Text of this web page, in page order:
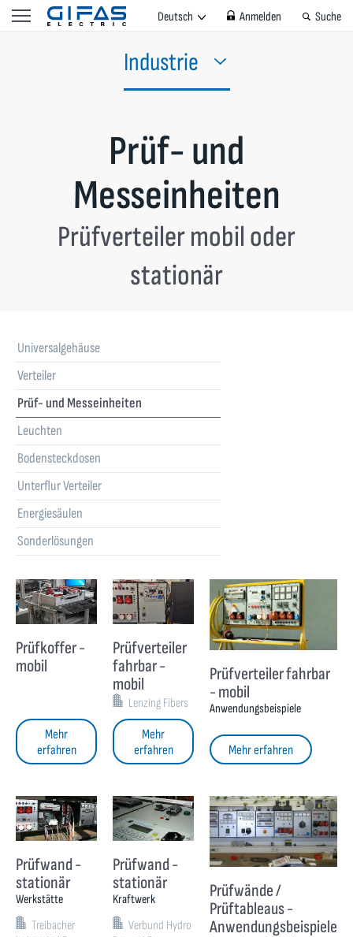
Deutsch Anmelden Suche
Industrie
Prüf- und
Messeinheiten
Prüfverteiler mobil oder
stationär
Universalgehäuse
Verteiler
Prüf- und Messeinheiten
Leuchten
Bodensteckdosen
Unterflur Verteiler
Energiesäulen
Sonderlösungen
Prüfkoffer -
mobil
Mehr
erfahren
Prüfverteiler
fahrbar -
mobil
Lenzing Fibers
Mehr
erfahren
Prüfverteiler fahrbar
- mobil
Anwendungsbeispiele
Mehr erfahren
Prüfwand -
stationär
Werkstätte
Treibacher
Prüfwand -
stationär
Kraftwerk
Verbund Hydro
Prüfwände /
Prüftableaus -
Anwendungsbeispiele